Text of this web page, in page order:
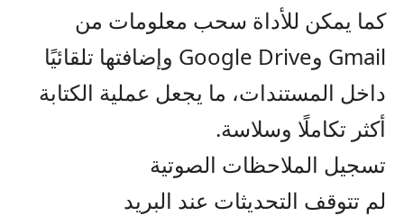
كما يمكن للأداة سحب معلومات من
Gmail وGoogle Drive وإضافتها تلقائيًا
داخل المستندات، ما يجعل عملية الكتابة
أكثر تكاملًا وسلاسة.
تسجيل الملاحظات الصوتية
لم تتوقف التحديثات عند البريد